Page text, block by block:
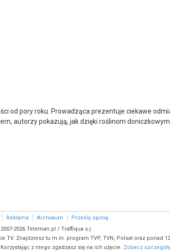
od pory roku. Prowadząca prezentuje ciekawe
autorzy pokazują, jak dzięki roślinom
Reklama Archiwum
Prześlij opinię
2026 Teleman.pl / Traffiqua s.j.
Znajdziesz tu m.in. program TVP, TVN, Polsat oraz ponad
z niego zgadzasz się na ich użycie. Zobacz